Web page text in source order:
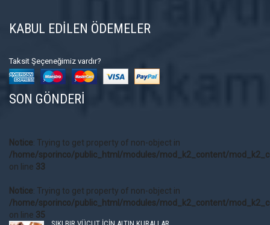
KABUL EDİLEN ÖDEMELER
Taksit Şeçeneğimiz vardır?
SON GÖNDERİ
Notice: Trying to get property of non-object in
/home/sporinco/public_html/modules/mod_k2_content/
on line 33
Notice: Trying to get property of non-object in
/home/sporinco/public_html/modules/mod_k2_content/
on line 35